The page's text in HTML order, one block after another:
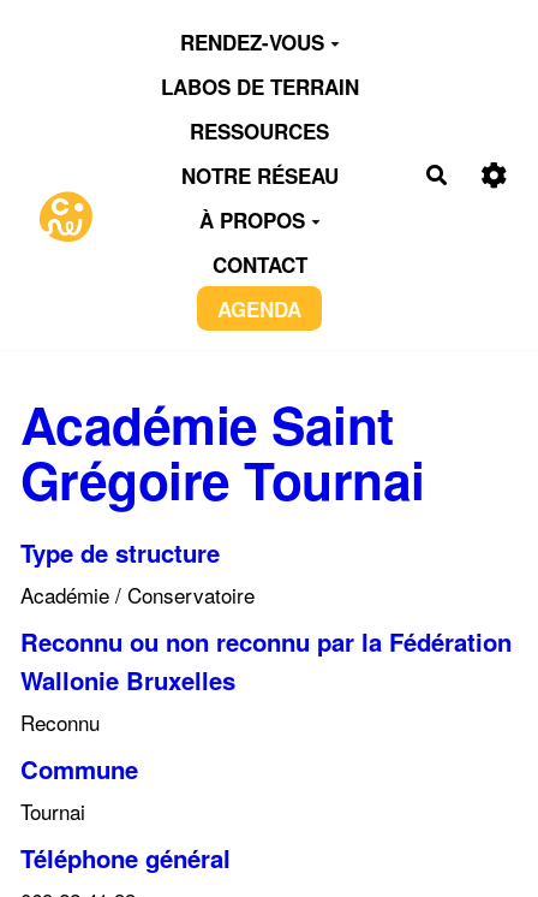
Aller au contenu principal
RENDEZ-VOUS
LABOS DE TERRAIN
RESSOURCES
NOTRE RÉSEAU
À PROPOS
CONTACT
AGENDA
Académie Saint
Grégoire Tournai
Type de structure
Académie / Conservatoire
Reconnu ou non reconnu par la Fédération
Wallonie Bruxelles
Reconnu
Commune
Tournai
Téléphone général